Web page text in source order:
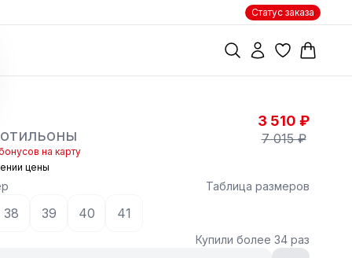
Статус заказа
3 510 ₽
7 015 ₽
на карту
цены
Таблица размеров
38 39 40 41
Купили более 34 раз